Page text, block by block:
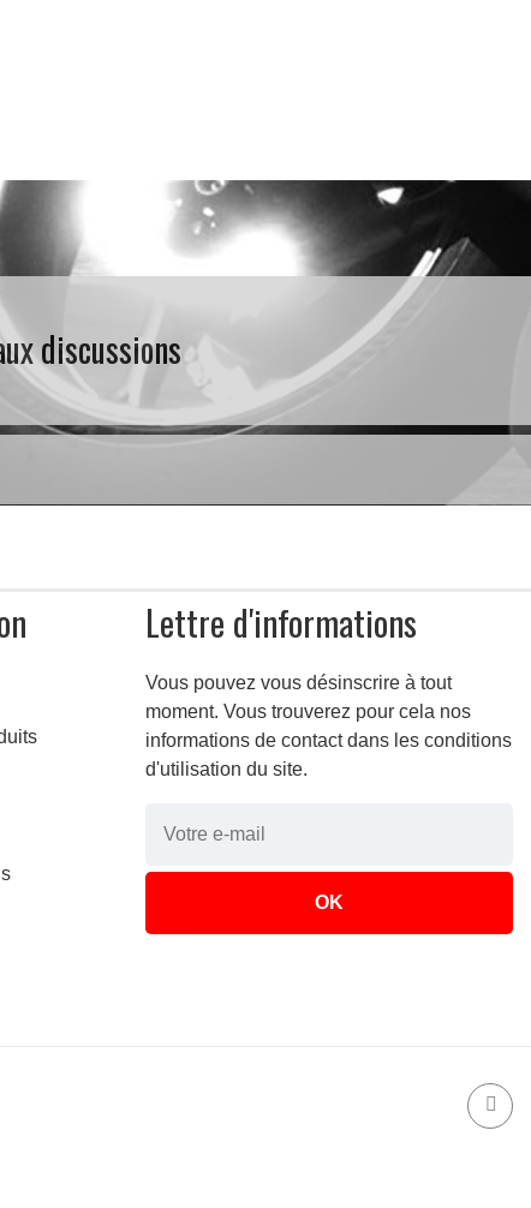
discussions
Lettre d'informations
Vous pouvez vous désinscrire à tout
moment. Vous trouverez pour cela nos
informations de contact dans les conditions
d'utilisation du site.